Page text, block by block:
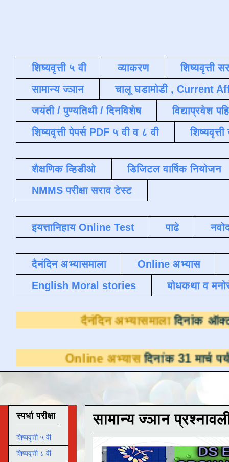
शिष्यवृत्ती ५ वी व्याकरण
शिष्यवृत्ती
सामान्य ज्ञान
चालू घडामोडी , Current
जयंती / पुण्यतिथी / दिनविशेष
विद्याप्रवेश
शिष्यवृत्ती पेपर्स PDF ५ वी व ८ वी
शैक्षणिक व्हिडीओ
डिजिटल वार्षिक नियोजन
NMMS परीक्षा सराव टेस्ट
इयत्तानिहाय Online Test पाढे
दैनंदिन अभ्यासमाला
Online अभ्यास
English Moral stories
बोधकथा व
दैनंदिन
Online अभ्यासदिनांक 31 मार्च पर्यंत
सामान्य ज्ञान
स्पर्धा परीक्षा
शिष्यवृत्ती ५ वी
शिष्यवृत्ती ८ वी